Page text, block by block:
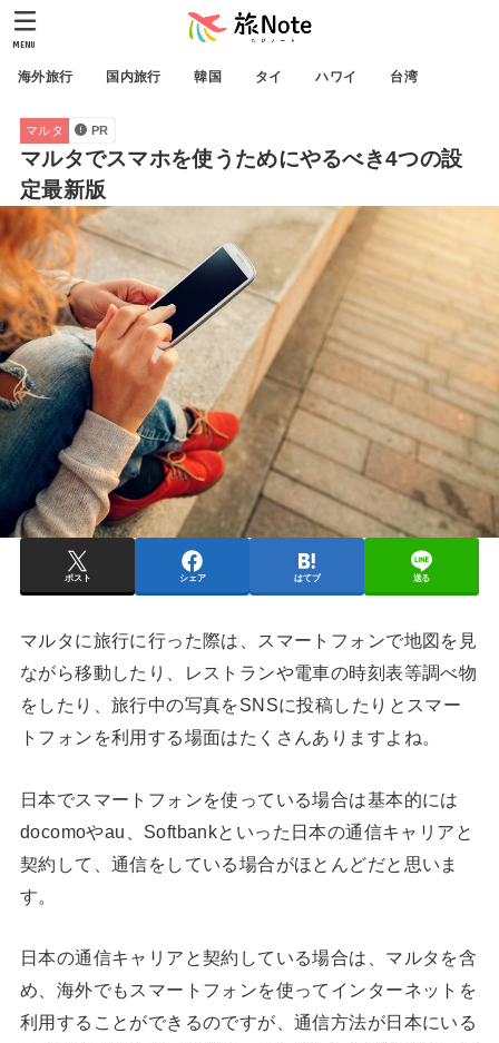
海外旅行 国内旅行 韓国 タイ ハワイ 台湾
MENU
マルタ PR
マルタでスマホを使うためにやるべき4つの設
定最新版
ポスト シェア はてブ 送る
マルタに旅行に行った際は、スマートフォンで地図を見
ながら移動したり、レストランや電車の時刻表等調べ物
をしたり、旅行中の写真をSNSに投稿したりとスマー
トフォンを利用する場面はたくさんありますよね。
日本でスマートフォンを使っている場合は基本的には
docomoやau、Softbankといった日本の通信キャリアと
契約して、通信をしている場合がほとんどだと思いま
す。
日本の通信キャリアと契約している場合は、マルタを含
め、海外でもスマートフォンを使ってインターネットを
利用することができるのですが、通信方法が日本にいる